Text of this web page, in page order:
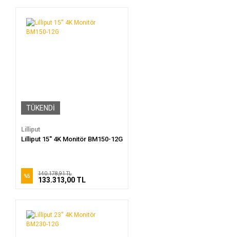
TÜKENDİ
Lilliput
Lilliput 15'' 4K Monitör BM150-12G
%5 140.178,91 TL
133.313,00 TL